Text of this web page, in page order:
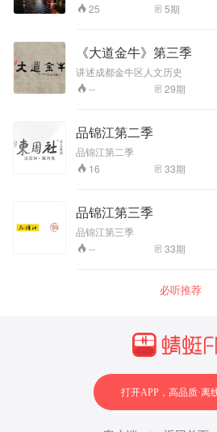
25
5期
《大道金牛》第三季
讲述成都金牛区人文历史
--
29期
品锦江第二季
品锦江第二季
16
33期
品锦江第三季
品锦江第三季
--
33期
必听推荐
打开APP，高品质·离